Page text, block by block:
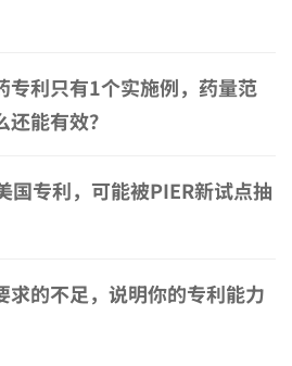
专利只有1个实施例，药量范
能有效？
国专利，可能被PIER新试点抽
求的不足，说明你的专利能力